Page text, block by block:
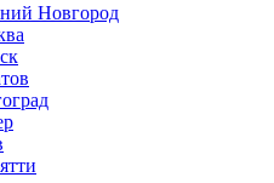
Новгород